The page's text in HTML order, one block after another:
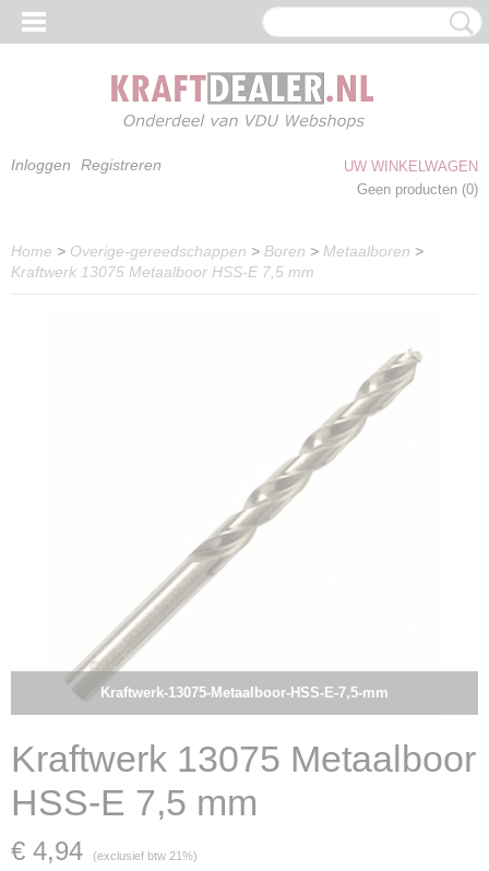
Inloggen Registreren
UW WINKELWAGEN
Geen producten (0)
Home > Overige-gereedschappen > Boren > Metaalboren >
Kraftwerk 13075 Metaalboor HSS-E 7,5 mm
Kraftwerk-13075-Metaalboor-HSS-E-7,5-mm
Kraftwerk 13075 Metaalboor
HSS-E 7,5 mm
€ 4,94 (exclusief btw 21%)